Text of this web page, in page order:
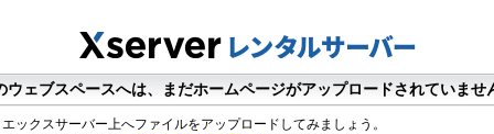
ウェブスペースへは、まだホームページがアップロードされていませ
ックスサーバー上へファイルをアップロードしてみましょう。